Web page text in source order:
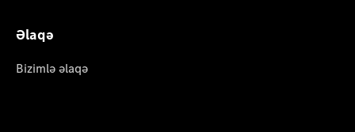
Əlaqə
Bizimlə əlaqə